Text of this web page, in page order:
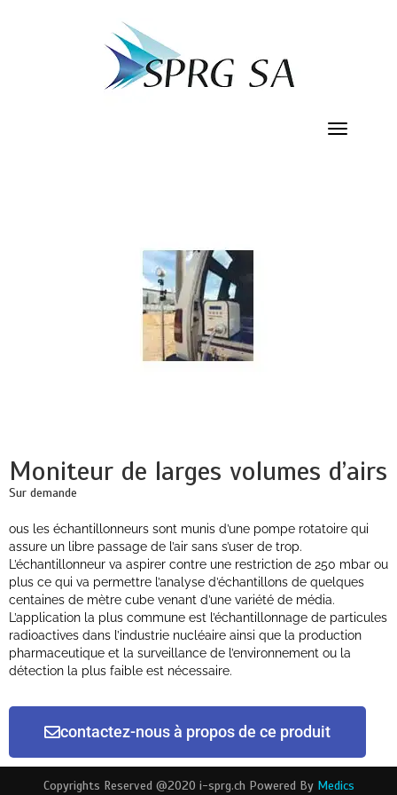
Moniteur de larges volumes d’airs
Sur demande
ous les échantillonneurs sont munis d’une pompe rotatoire qui
assure un libre passage de l’air sans s’user de trop.
L’échantillonneur va aspirer contre une restriction de 250 mbar ou
plus ce qui va permettre l’analyse d’échantillons de quelques
centaines de mètre cube venant d’une variété de média.
L’application la plus commune est l’échantillonnage de particules
radioactives dans l’industrie nucléaire ainsi que la production
pharmaceutique et la surveillance de l’environnement ou la
détection la plus faible est nécessaire.
contactez-nous à propos de ce produit
Copyrights Reserved @2020 i-sprg.ch Powered By Medics